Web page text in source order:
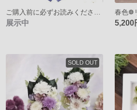
展示中 5,200
SOLD OUT